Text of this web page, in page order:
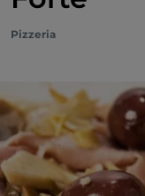
Pizzeria